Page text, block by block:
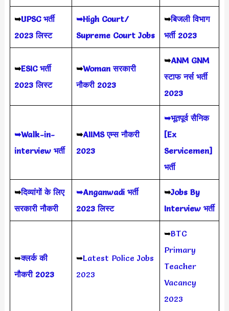
➥UPSC भर्ती
2023 लिस्ट
➥High Court/
Supreme Court Jobs
➥बिजली विभाग
भर्ती 2023
➥ESIC भर्ती
2023 लिस्ट
➥Woman सरकारी
नौकरी 2023
➥ANM GNM
स्टाफ नर्स भर्ती
2023
➥Walk-in-
interview भर्ती
➥AIIMS एम्स नौकरी
2023
➥भूतपूर्व सैनिक
[Ex
Servicemen]
भर्ती
➥दिव्यांगों के लिए
सरकारी नौकरी
➥Anganwadi भर्ती
2023 लिस्ट
➥Jobs By
Interview भर्ती
➥क्लर्क की
नौकरी 2023
➥Latest Police Jobs
2023
➥BTC
Primary
Teacher
Vacancy
2023